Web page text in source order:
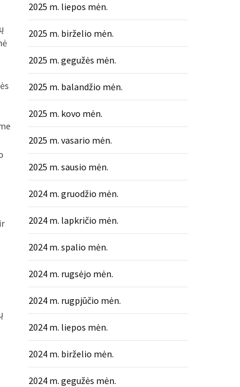
2025 m. liepos mėn.
2025 m. birželio mėn.
2025 m. gegužės mėn.
2025 m. balandžio mėn.
2025 m. kovo mėn.
2025 m. vasario mėn.
2025 m. sausio mėn.
2024 m. gruodžio mėn.
2024 m. lapkričio mėn.
2024 m. spalio mėn.
2024 m. rugsėjo mėn.
2024 m. rugpjūčio mėn.
2024 m. liepos mėn.
2024 m. birželio mėn.
2024 m. gegužės mėn.